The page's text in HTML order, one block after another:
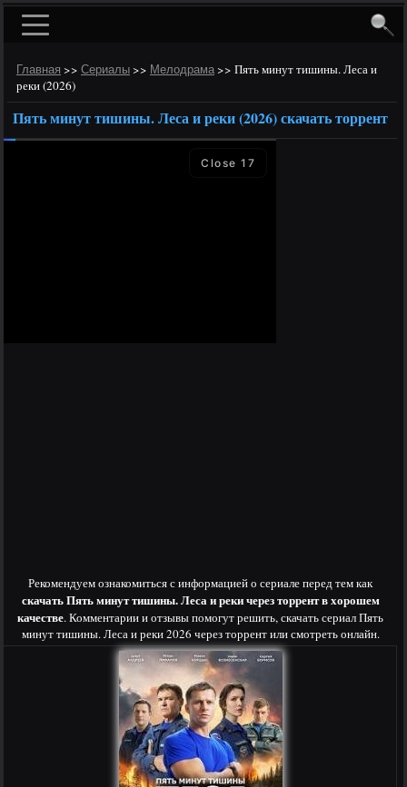
Главная >> Сериалы >> Мелодрама >> Пять минут тишины. Леса и
реки (2026)
Пять минут тишины. Леса и реки (2026) скачать торрент
Close17
Рекомендуем ознакомиться с информацией о сериале перед тем как
скачать Пять минут тишины. Леса и реки через торрент в хорошем
качестве. Комментарии и отзывы помогут решить, скачать сериал Пять
минут тишины. Леса и реки 2026 через торрент или смотреть онлайн.